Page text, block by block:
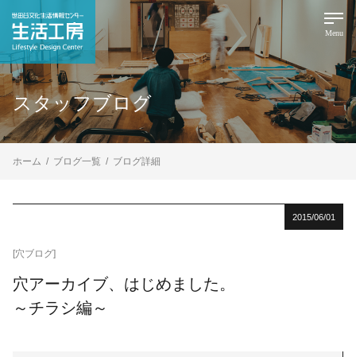
Menu
スタッフブログ
ホーム ブログ一覧 ブログ詳細
2015/06/01
[穴ブログ]
穴アーカイブ、はじめました。
～チラシ編～